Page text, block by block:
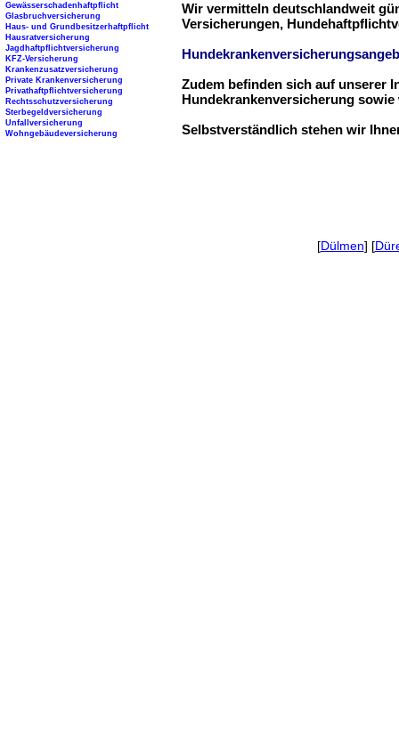
Wir vermitteln deutschlandweit
Versicherungen,
Zudem befinden sich auf unserer
Hundekrankenversicherung
Selbstverständlich stehen wir
Gewässerschadenhaftpflicht
Glasbruchversicherung
Haus- und Grundbesitzerhaftpflicht
Hausratversicherung
Jagdhaftpflichtversicherung
KFZ-Versicherung
Krankenzusatzversicherung
Private Krankenversicherung
Privathaftpflichtversicherung
Rechtsschutzversicherung
Sterbegeldversicherung
Unfallversicherung
Wohngebäudeversicherung
[Dülmen] [